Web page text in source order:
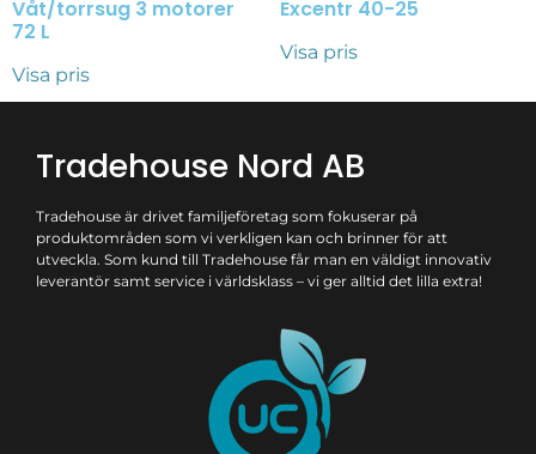
Våt/torrsug 3 motorer
72 L
Visa pris
Excentr 40-25
Visa pris
Tradehouse Nord AB
Tradehouse är drivet familjeföretag som fokuserar på
produktområden som vi verkligen kan och brinner för att
utveckla. Som kund till Tradehouse får man en väldigt innovativ
leverantör samt service i världsklass – vi ger alltid det lilla extra!